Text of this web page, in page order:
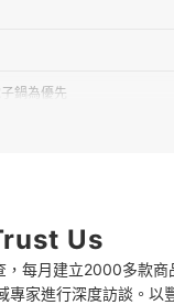
鍋為優先
煮其他米種再往上挑
Us
每月建立2000多款
專家進行深度訪談。以